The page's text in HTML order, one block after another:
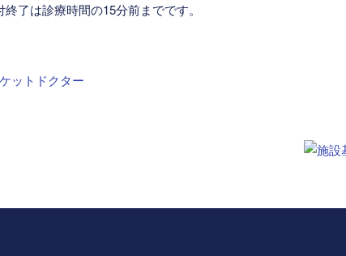
終了は診療時間の15分前までです。